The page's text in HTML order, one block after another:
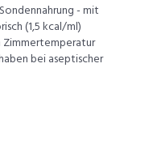
- mit
(1,5 kcal/ml)
bei aseptischer